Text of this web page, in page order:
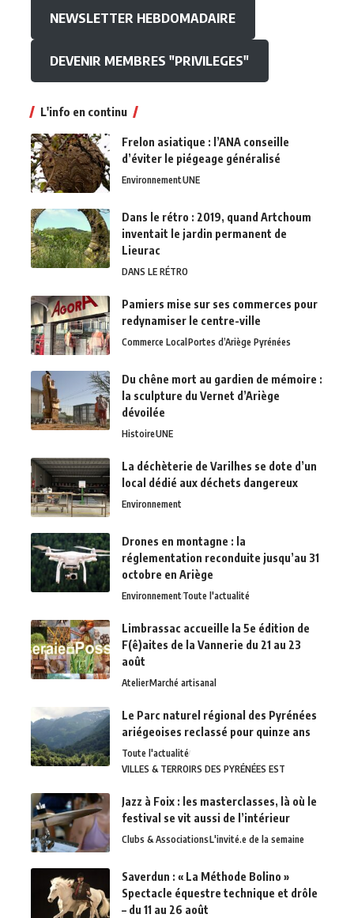
NEWSLETTER HEBDOMADAIRE
DEVENIR MEMBRES "PRIVILEGES"
L'info en continu
Frelon asiatique : l’ANA conseille
d’éviter le piégeage généralisé
EnvironnementUNE
Dans le rétro : 2019, quand Artchoum
inventait le jardin permanent de
Lieurac
DANS LE RÉTRO
Pamiers mise sur ses commerces pour
redynamiser le centre-ville
Commerce LocalPortes d’Ariège Pyrénées
Du chêne mort au gardien de mémoire :
la sculpture du Vernet d’Ariège
dévoilée
HistoireUNE
La déchèterie de Varilhes se dote d’un
local dédié aux déchets dangereux
Environnement
Drones en montagne : la
réglementation reconduite jusqu’au 31
octobre en Ariège
EnvironnementToute l'actualité
Limbrassac accueille la 5e édition de
F(ê)aites de la Vannerie du 21 au 23
août
AtelierMarché artisanal
Le Parc naturel régional des Pyrénées
ariégeoises reclassé pour quinze ans
Toute l'actualité
VILLES & TERROIRS DES PYRÉNÉES EST
Jazz à Foix : les masterclasses, là où le
festival se vit aussi de l’intérieur
Clubs & AssociationsL'invité.e de la semaine
Saverdun : « La Méthode Bolino »
Spectacle équestre technique et drôle
– du 11 au 26 août